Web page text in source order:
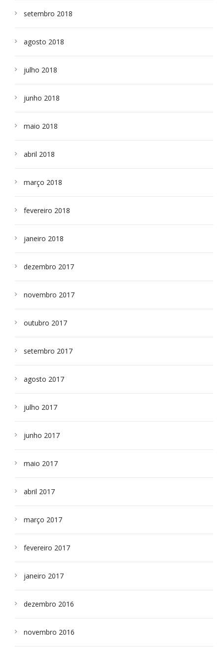
setembro 2018
agosto 2018
julho 2018
junho 2018
maio 2018
abril 2018
março 2018
fevereiro 2018
janeiro 2018
dezembro 2017
novembro 2017
outubro 2017
setembro 2017
agosto 2017
julho 2017
junho 2017
maio 2017
abril 2017
março 2017
fevereiro 2017
janeiro 2017
dezembro 2016
novembro 2016